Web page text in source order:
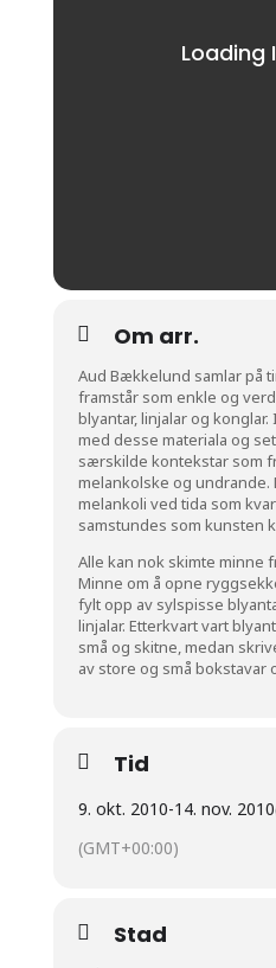
Om arr.
Aud Bækkelund samlar på
framstår som enkle og
blyantar, linjalar og
med desse materiala og
særskilde kontekstar som
melankolske og undrande.
melankoli ved tida som
samstundes som kunsten
Alle kan nok skimte minne
Minne om å opne
fylt opp av sylspisse
linjalar. Etterkvart vart
små og skitne, medan
av store og små bokstavar
Tid
9. okt. 2010-14. nov. 2010
(GMT+00:00)
Stad